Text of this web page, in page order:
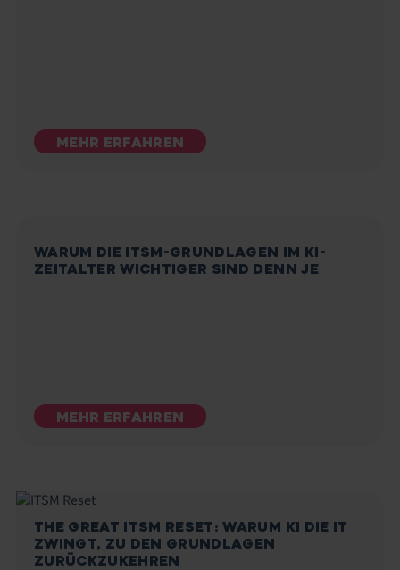
MEHR ERFAHREN
WARUM DIE ITSM-GRUNDLAGEN IM KI-
ZEITALTER WICHTIGER SIND DENN JE
MEHR ERFAHREN
THE GREAT ITSM RESET: WARUM KI DIE IT
ZWINGT, ZU DEN GRUNDLAGEN
ZURÜCKZUKEHREN